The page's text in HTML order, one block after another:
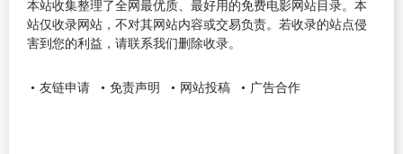
本站收集整理了全网最优质、最好用的免费电影网站目录。本
站仅收录网站，不对其网站内容或交易负责。若收录的站点侵
害到您的利益，请联系我们删除收录。
友链申请 免责声明 网站投稿 广告合作